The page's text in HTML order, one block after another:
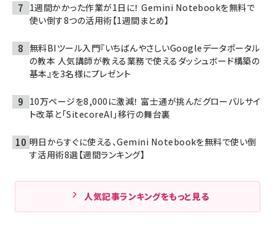
1週間かかった作業が1日に！ Gemini Notebookを無料で
使い倒す8つの活用術【1週間まとめ】
無料BIツール入門『いちばんやさしいGoogleデータポータル
の教本 人気講師が教える業務で使えるダッシュボード構築の
基本』を3名様にプレゼント
10万ページを8,000に激減！ 富士通が挑んだグローバルサイ
ト改革と「SitecoreAI」移行の舞台裏
明日からすぐに使える、Gemini Notebookを無料で使い倒
す活用術8選【週間ランキング】
人気記事ランキングをもっと見る